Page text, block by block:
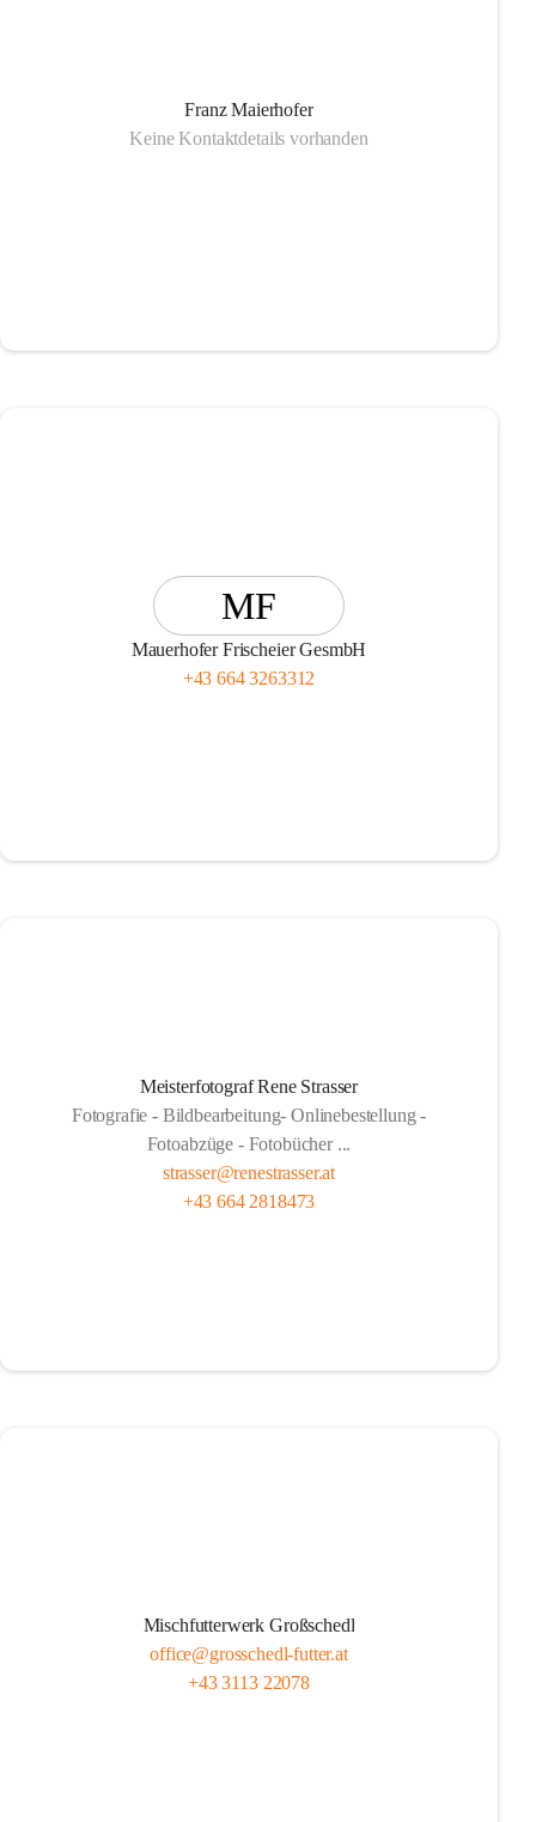
Franz Maierhofer
Keine Kontaktdetails vorhanden
MF
Mauerhofer Frischeier GesmbH
+43 664 3263312
Meisterfotograf Rene Strasser
Fotografie - Bildbearbeitung- Onlinebestellung -
Fotoabzüge - Fotobücher ...
strasser@renestrasser.at
+43 664 2818473
Mischfutterwerk Großschedl
office@grosschedl-futter.at
+43 3113 22078